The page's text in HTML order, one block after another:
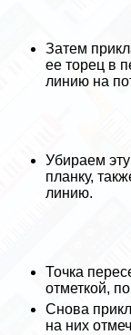
Затем
ее торец в
линию на
Убираем
планку,
линию.
Точка
отметкой,
Снова
на них